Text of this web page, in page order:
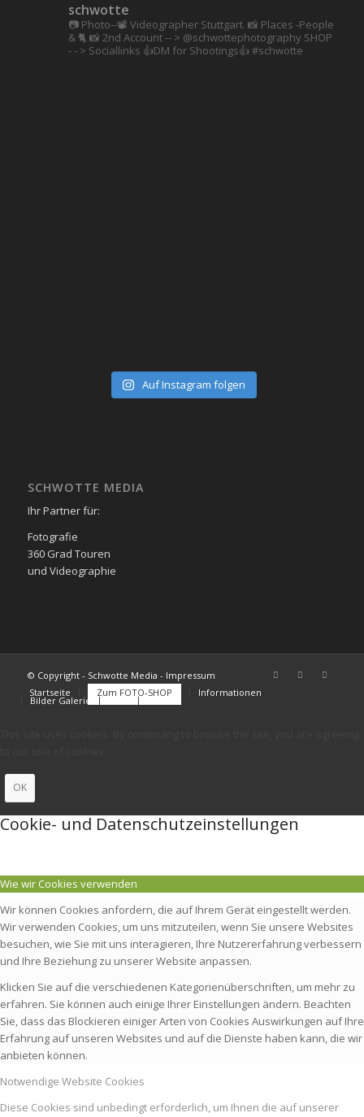
schwotte
📷 Photo--📽️ Videographer Stuttgart. 📸 Places -People
& 🐈 📸 2nd Account-- > @schwottephotography SHOP
- - > Sociallinks 👍DM for Shootings👍 #schwotte
Auf Instagram folgen
SCHWOTTE MEDIA
Ihr Partner für:
Fotografie
360 Grad Touren
und Videographie
© Copyright - Schwotte Media - Impressum
Startseite
Zum FOTO-SHOP Informationen
Bilder Galerie FAQs Kontakt
OK
Cookie- und Datenschutzeinstellungen
Wie wir Cookies verwenden
Wir können Cookies anfordern, die auf Ihrem Gerät eingestellt werden.
Wir verwenden Cookies, um uns mitzuteilen, wenn Sie unsere Websites
besuchen, wie Sie mit uns interagieren, Ihre Nutzererfahrung verbessern
und Ihre Beziehung zu unserer Website anpassen.
Klicken Sie auf die verschiedenen Kategorienüberschriften, um mehr zu
erfahren. Sie können auch einige Ihrer Einstellungen ändern. Beachten
Sie, dass das Blockieren einiger Arten von Cookies Auswirkungen auf Ihre
Erfahrung auf unseren Websites und auf die Dienste haben kann, die wir
anbieten können.
Notwendige Website Cookies
Diese Cookies sind unbedingt erforderlich, um Ihnen die auf unserer